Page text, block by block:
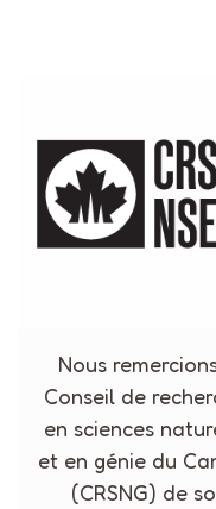
Nous
Conseil de
en sciences
et en génie du
(CRSNG) de